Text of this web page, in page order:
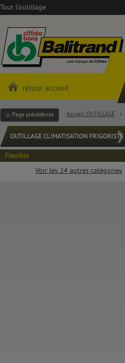
Tout l'outillage
retour accueil
Page précédente Accueil OUTILLAGE >
OUTILLAGE CLIMATISATION FRIGORISTE
Flexible
Voir les 24 autres catégories